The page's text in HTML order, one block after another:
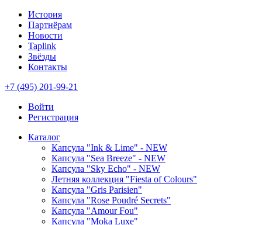
История
Партнёрам
Новости
Taplink
Звёзды
Контакты
+7 (495) 201-99-21
Войти
Регистрация
Каталог
Капсула "Ink & Lime" - NEW
Капсула "Sea Breeze" - NEW
Капсула "Sky Echo" - NEW
Летняя коллекция "Fiesta of Colours"
Капсула "Gris Parisien"
Капсула "Rose Poudré Secrets"
Капсула "Amour Fou"
Капсула "Moka Luxe"